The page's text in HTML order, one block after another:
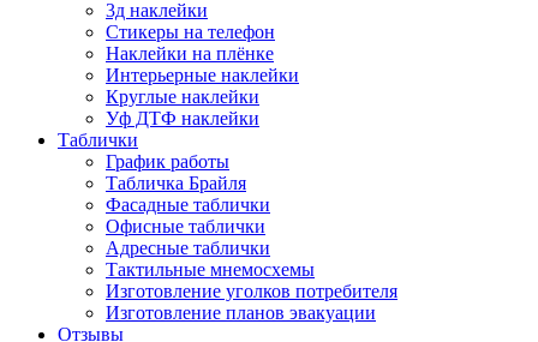
3д наклейки
Cтикеры на телефон
Наклейки на плёнке
Интерьерные наклейки
Круглые наклейки
Уф ДТФ наклейки
Таблички
График работы
Табличка Брайля
Фасадные таблички
Офисные таблички
Адресные таблички
Тактильные мнемосхемы
Изготовление уголков потребителя
Изготовление планов эвакуации
Отзывы